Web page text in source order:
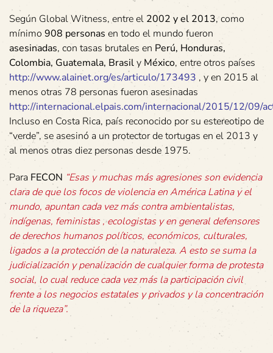
Según Global Witness, entre el 2002 y el 2013, como
mínimo 908 personas en todo el mundo fueron
asesinadas, con tasas brutales en Perú, Honduras,
Colombia, Guatemala, Brasily México, entre otros países
http://www.alainet.org/es/articulo/173493 , y en 2015 al
menos otras 78 personas fueron asesinadas
http://internacional.elpais.com/internacional/2015/12/09/
Incluso en Costa Rica, país reconocido por su estereotipo de
“verde”, se asesinó a un protector de tortugas en el 2013 y
al menos otras diez personas desde 1975.
Para FECON “Esas y muchas más agresiones son evidencia
clara de que los focos de violencia en América Latina y el
mundo, apuntan cada vez más contra ambientalistas,
indígenas, feministas , ecologistas y en general defensores
de derechos humanos políticos, económicos, culturales,
ligados a la protección de la naturaleza. A esto se suma la
judicialización y penalización de cualquier forma de protesta
social, lo cual reduce cada vez más la participación civil
frente a los negocios estatales y privados y la concentración
de la riqueza”.